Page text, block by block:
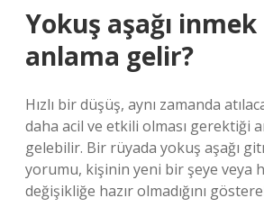
Yokuş aşağı inmek
anlama gelir?
Hızlı bir düşüş, aynı zamanda
daha acil ve etkili olması gerektiği
gelebilir. Bir rüyada yokuş aşağı
yorumu, kişinin yeni bir şeye veya
değişikliğe hazır olmadığını